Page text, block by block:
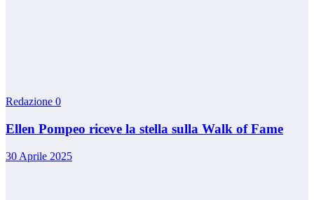
Redazione 0
Ellen Pompeo riceve la stella sulla Walk of Fame
30 Aprile 2025